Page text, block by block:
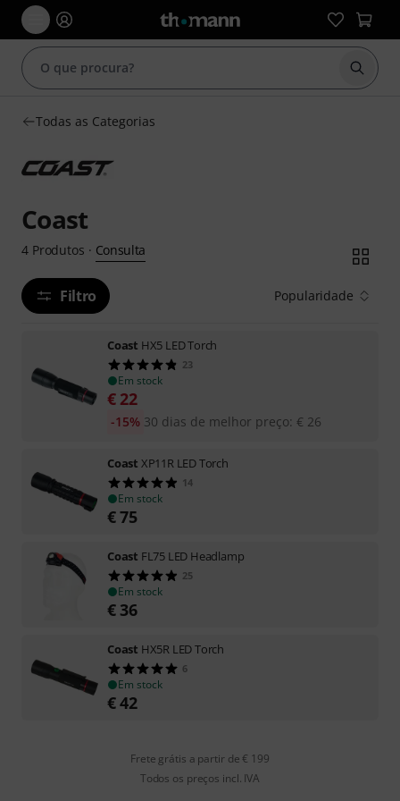
Iniciar
Todas as Categorias
Coast
4 Produtos · Consulta
Filtro Popularidade
Coast HX5 LED Torch
23
Em stock
€ 22
30 dias de melhor preço: € 26
-15%
Coast XP11R LED Torch
14
Em stock
€75
Coast FL75 LED Headlamp
25
Em stock
€ 36
Coast HX5R LED Torch
6
Em stock
€42
Frete grátis a partir de € 199
Todos os preços incl. IVA